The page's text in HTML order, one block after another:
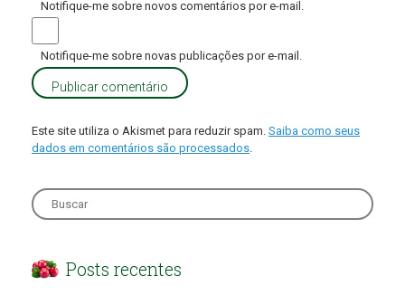
Notifique-me sobre novos comentários por e-mail.
Notifique-me sobre novas publicações por e-mail.
Este site utiliza o Akismet para reduzir spam. Saiba como seus
dados em comentários são processados
Search
for:
Posts recentes